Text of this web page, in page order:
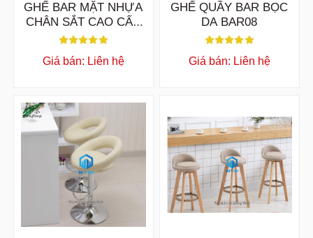
GHẾ BAR MẶT NHỰA
CHÂN SẮT CAO CẤP
NOGI BAR17
Giá bán: Liên hệ
GHẾ QUẦY BAR BỌC
DA BAR08
Giá bán: Liên hệ